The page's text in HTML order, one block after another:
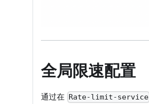
全局限速配置
通过在 Rate-limit-service